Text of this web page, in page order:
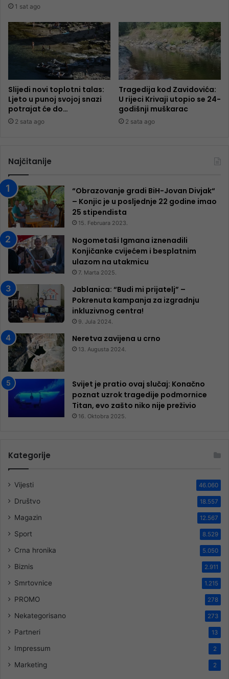
1 sat ago
Slijedi novi toplotni talas:
Ljeto u punoj svojoj snazi
potrajat će do…
2 sata ago
Tragedija kod Zavidovića:
U rijeci Krivaji utopio se 24-
godišnji muškarac
2 sata ago
Najčitanije
“Obrazovanje gradi BiH-Jovan Divjak“
– Konjic je u posljednje 22 godine imao
25 ​​stipendista
15. Februara 2023.
Nogometaši Igmana iznenadili
Konjičanke cvijećem i besplatnim
ulazom na utakmicu
7. Marta 2025.
Jablanica: “Budi mi prijatelj” –
Pokrenuta kampanja za izgradnju
inkluzivnog centra!
9. Jula 2024.
Neretva zavijena u crno
13. Augusta 2024.
Svijet je pratio ovaj slučaj: Konačno
poznat uzrok tragedije podmornice
Titan, evo zašto niko nije preživio
16. Oktobra 2025.
Kategorije
Vijesti 46.060
Društvo 18.557
Magazin 12.567
Sport 8.529
Crna hronika 5.050
Biznis 2.911
Smrtovnice 1.215
PROMO 278
Nekategorisano 273
Partneri 13
Impressum 2
Marketing 2